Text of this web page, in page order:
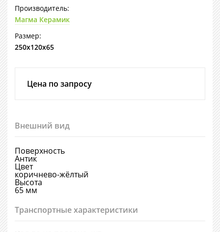
Производитель:
Магма Керамик
Размер:
250х120х65
Цена по запросу
Внешний вид
Поверхность
Антик
Цвет
коричнево-жёлтый
Высота
65 мм
Транспортные характеристики